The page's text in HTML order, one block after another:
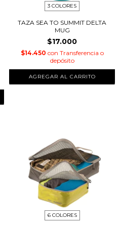
3 COLORES
TAZA SEA TO SUMMIT DELTA
MUG
$17.000
$14.450 con Transferencia o
depósito
AGREGAR AL CARRITO
6 COLORES